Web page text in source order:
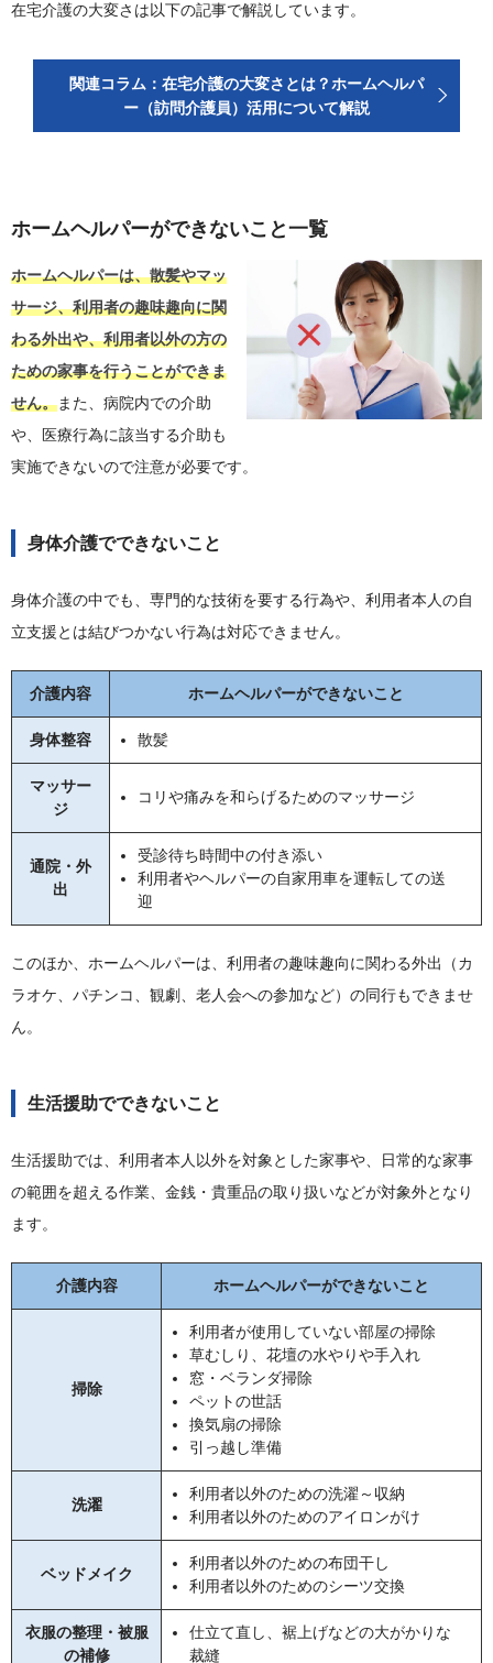
在宅介護の大変さは以下の記事で解説しています。
関連コラム：在宅介護の大変さとは？ホームヘルパ
ー（訪問介護員）活用について解説
ホームヘルパーができないこと一覧
ホームヘルパーは、散髪やマッ
サージ、利用者の趣味趣向に関
わる外出や、利用者以外の方の
ための家事を行うことができま
せん。また、病院内での介助
や、医療行為に該当する介助も
実施できないので注意が必要です。
身体介護でできないこと
身体介護の中でも、専門的な技術を要する行為や、利用者本人の自
立支援とは結びつかない行為は対応できません。
介護内容 ホームヘルパーができないこと
身体整容 散髪
マッサー
ジ
コリや痛みを和らげるためのマッサージ
通院・外
出
受診待ち時間中の付き添い
利用者やヘルパーの自家用車を運転しての送
迎
このほか、ホームヘルパーは、利用者の趣味趣向に関わる外出（カ
ラオケ、パチンコ、観劇、老人会への参加など）の同行もできませ
ん。
生活援助でできないこと
生活援助では、利用者本人以外を対象とした家事や、日常的な家事
の範囲を超える作業、金銭・貴重品の取り扱いなどが対象外となり
ます。
介護内容 ホームヘルパーができないこと
掃除
利用者が使用していない部屋の掃除
草むしり、花壇の水やりや手入れ
窓・ベランダ掃除
ペットの世話
換気扇の掃除
引っ越し準備
洗濯
利用者以外のための洗濯～収納
利用者以外のためのアイロンがけ
ベッドメイク
利用者以外のための布団干し
利用者以外のためのシーツ交換
衣服の整理・被服
の補修
仕立て直し、裾上げなどの大がかりな
裁縫